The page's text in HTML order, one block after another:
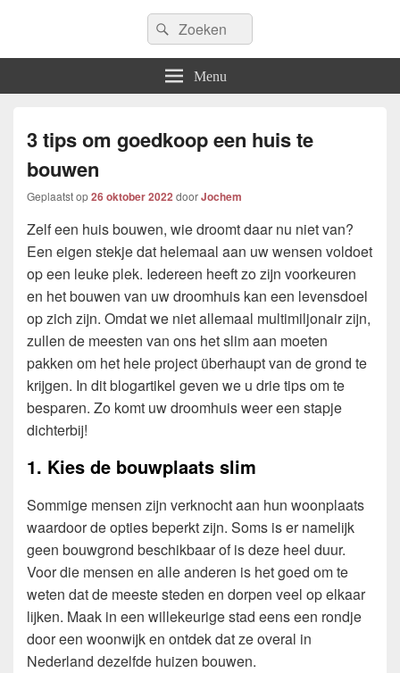
Search
for:
Search
Menu
3 tips om goedkoop een huis te
bouwen
Geplaatst op26 oktober 2022doorJochem
Zelf een huis bouwen, wie droomt daar nu niet van?
Een eigen stekje dat helemaal aan uw wensen voldoet
op een leuke plek. Iedereen heeft zo zijn voorkeuren
en het bouwen van uw droomhuis kan een levensdoel
op zich zijn. Omdat we niet allemaal multimiljonair zijn,
zullen de meesten van ons het slim aan moeten
pakken om het hele project überhaupt van de grond te
krijgen. In dit blogartikel geven we u drie tips om te
besparen. Zo komt uw droomhuis weer een stapje
dichterbij!
1. Kies de bouwplaats slim
Sommige mensen zijn verknocht aan hun woonplaats
waardoor de opties beperkt zijn. Soms is er namelijk
geen bouwgrond beschikbaar of is deze heel duur.
Voor die mensen en alle anderen is het goed om te
weten dat de meeste steden en dorpen veel op elkaar
lijken. Maak in een willekeurige stad eens een rondje
door een woonwijk en ontdek dat ze overal in
Nederland dezelfde huizen bouwen.